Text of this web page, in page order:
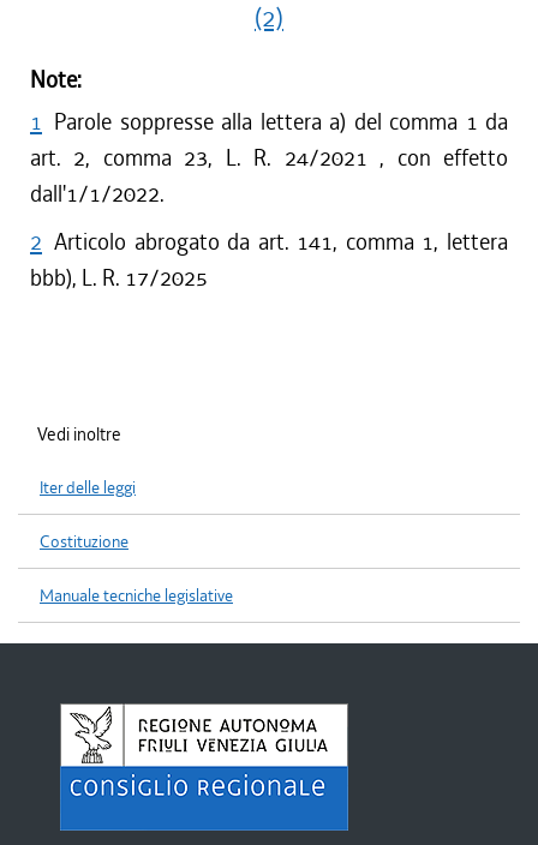
(2)
Note:
1 Parole soppresse alla lettera a) del comma 1 da
art. 2, comma 23, L. R. 24/2021 , con effetto
dall'1/1/2022.
2 Articolo abrogato da art. 141, comma 1, lettera
bbb), L. R. 17/2025
Vedi inoltre
Iter delle leggi
Costituzione
Manuale tecniche legislative